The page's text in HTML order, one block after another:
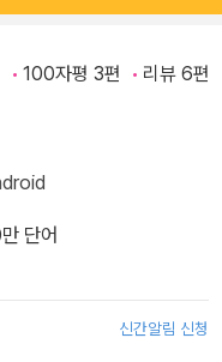
100자평 3편 리뷰 6편
단어
신간알림 신청